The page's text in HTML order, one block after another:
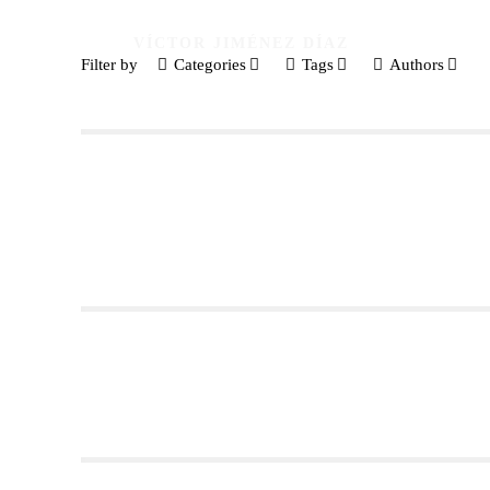
Filter by Categories Tags Authors